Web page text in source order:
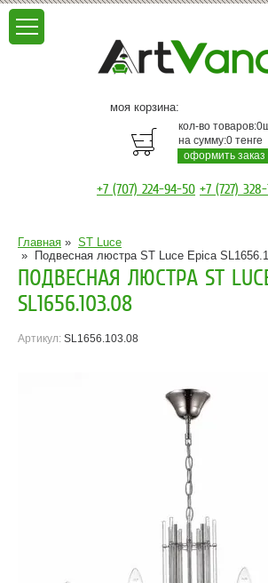
моя корзина:
кол-во товаров:0
на сумму:0 тенге
оформить заказ
+7 (707) 224-94-50 +7 (727)
Главная » ST Luce
»
Подвесная люстра ST Luce Epica
ПОДВЕСНАЯ ЛЮСТРА ST
SL1656.103.08
Артикул: SL1656.103.08